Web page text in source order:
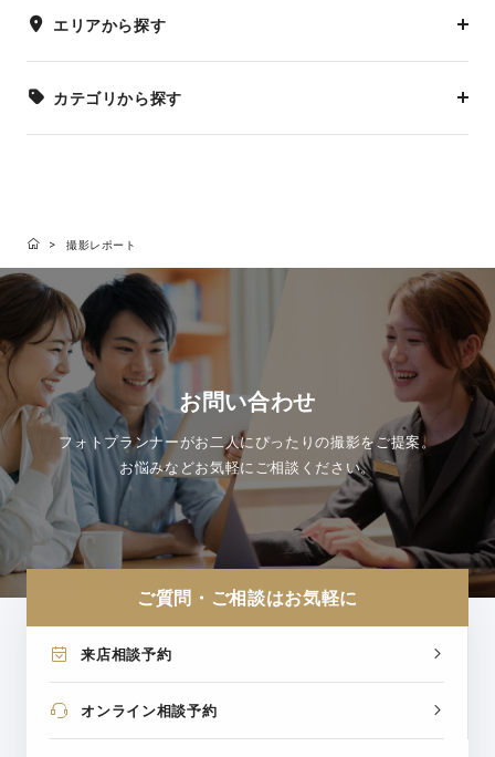
エリアから探す
カテゴリから探す
撮影レポート
お問い合わせ
フォトプランナーがお二人にぴったりの撮影をご提案。
お悩みなどお気軽にご相談ください。
ご質問・ご相談はお気軽に
来店相談予約
オンライン相談予約